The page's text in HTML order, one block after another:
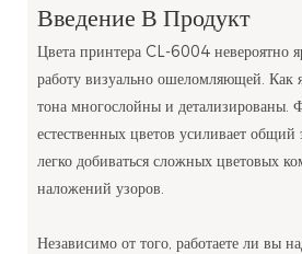
Введение В Продукт
Цвета принтера CL-6004 невероятно
работу визуально ошеломляющей. Как
тона многослойны и детализированы.
естественных цветов усиливает
легко добиваться сложных цветовых
наложений узоров.
Независимо от того, работаете ли вы